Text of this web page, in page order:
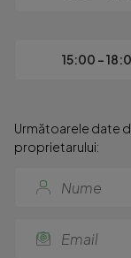
15:00 -
Următoarele date
proprietarului: